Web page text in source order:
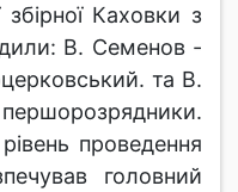
Каховки з
В. Семенов -
та В.
проведення
головний